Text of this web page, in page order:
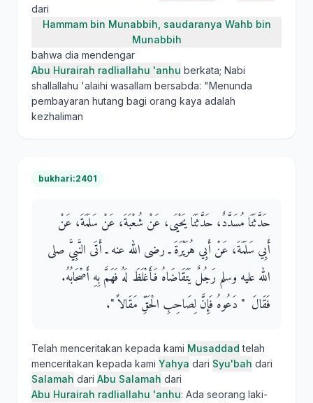
dari
Hammam bin Munabbih, saudaranya Wahb bin
Munabbih
bahwa dia mendengar
Abu Hurairah radliallahu 'anhu berkata; Nabi
shallallahu 'alaihi wasallam bersabda: "Menunda
pembayaran hutang bagi orang kaya adalah
kezhaliman
bukhari:2401
حَدَّثَنَا مُسَدَّدٌ، حَدَّثَنَا يَحْيَى، عَنْ شُعْبَةَ، عَنْ سَلَمَةَ، عَنْ
أَبِي سَلَمَةَ، عَنْ أَبِي هُرَيْرَةَ ـ رضى الله عنه ـ أَتَى النَّبِيَّ صلى
الله عليه وسلم رَجُلٌ يَتَقَاضَاهُ فَأَغْلَظَ لَهُ فَهَمَّ بِهِ أَصْحَابُهُ‏.‏
فَقَالَ ‏ "‏ دَعُوهُ فَإِنَّ لِصَاحِبِ الْحَقِّ مَقَالاً ‏"‏‏.‏
Telah menceritakan kepada kami Musaddad telah
menceritakan kepada kami Yahya dari Syu'bah dari
Salamah dari Abu Salamah dari
Abu Hurairah radliallahu 'anhu: Ada seorang laki-